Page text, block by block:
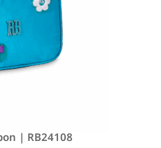
| RB24108